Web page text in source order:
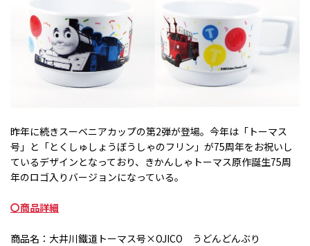
昨年に続きスーベニアカップの第2弾が登場。今年は「トーマス
号」と「とくしゅしょうぼうしゃのフリン」が75周年をお祝いし
ているデザインとなっており、きかんしゃトーマス原作誕生75周
年のロゴ入りバージョンになっている。
〇商品詳細
商品名：大井川鐵道トーマス号×OJICO うどんどんぶり